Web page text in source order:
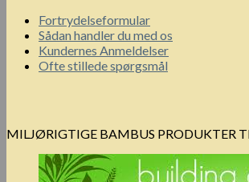
Fortrydelseformular
Sådan handler du med os
Kundernes Anmeldelser
Ofte stillede spørgsmål
MILJØRIGTIGE BAMBUS PRODUKTER